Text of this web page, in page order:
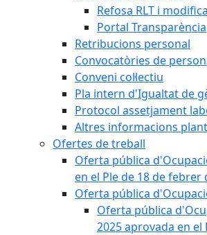
Refosa RLT i
Portal Transparència
Retribucions personal
Convocatòries de
Conveni col·lectiu
Pla intern d'Igualtat de
Protocol assetjament
Altres informacions
Ofertes de treball
Oferta pública
en el Ple de 18 de febrer
Oferta pública
Oferta pública
2025 aprovada en el